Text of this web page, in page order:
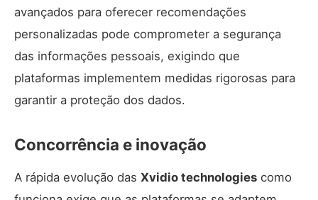
avançados para oferecer recomendações
personalizadas pode comprometer a segurança
das informações pessoais, exigindo que
plataformas implementem medidas rigorosas para
garantir a proteção dos dados.
Concorrência e inovação
A rápida evolução das Xvidio technologies como